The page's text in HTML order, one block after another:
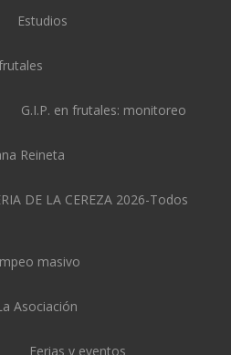
Estudios
G.I.P. en frutales: monitoreo
Reineta
DE LA CEREZA 2026-Todos
masivo
Asociación
Ferias y eventos